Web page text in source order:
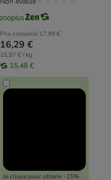
Prix conseillé 17,99 €
16,29 €
15,97 € / kg
15,48 €
Je clique pour obtenir -15%